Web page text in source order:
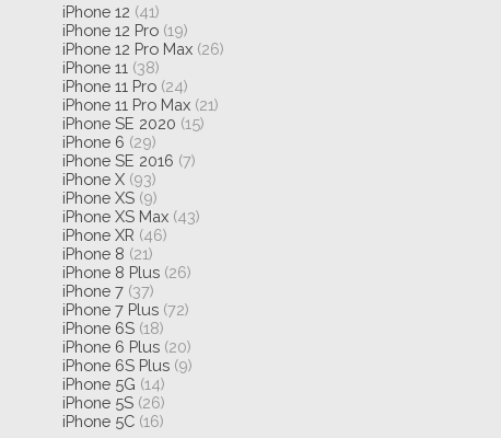
iPhone 12 (41)
iPhone 12 Pro (19)
iPhone 12 Pro Max (26)
iPhone 11 (38)
iPhone 11 Pro (24)
iPhone 11 Pro Max (21)
iPhone SE 2020 (15)
iPhone 6 (29)
iPhone SE 2016 (7)
iPhone X (93)
iPhone XS (9)
iPhone XS Max (43)
iPhone XR (46)
iPhone 8 (21)
iPhone 8 Plus (26)
iPhone 7 (37)
iPhone 7 Plus (72)
iPhone 6S (18)
iPhone 6 Plus (20)
iPhone 6S Plus (9)
iPhone 5G (14)
iPhone 5S (26)
iPhone 5C (16)